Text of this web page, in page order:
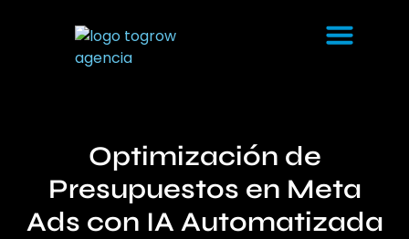
Optimización de
Presupuestos en Meta
Ads con IA Automatizada